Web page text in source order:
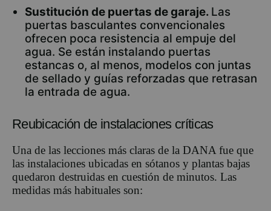
Sustitución de puertas de garaje. Las
puertas basculantes convencionales
ofrecen poca resistencia al empuje del
agua. Se están instalando puertas
estancas o, al menos, modelos con juntas
de sellado y guías reforzadas que retrasan
la entrada de agua.
Reubicación de instalaciones críticas
Una de las lecciones más claras de la DANA fue que
las instalaciones ubicadas en sótanos y plantas bajas
quedaron destruidas en cuestión de minutos. Las
medidas más habituales son: